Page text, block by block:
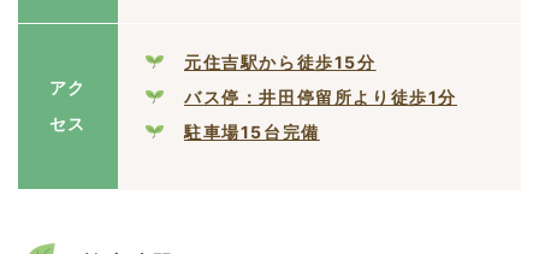
アク
セス
元住吉駅から徒歩15分
バス停：井田停留所より徒歩1分
駐車場15台完備